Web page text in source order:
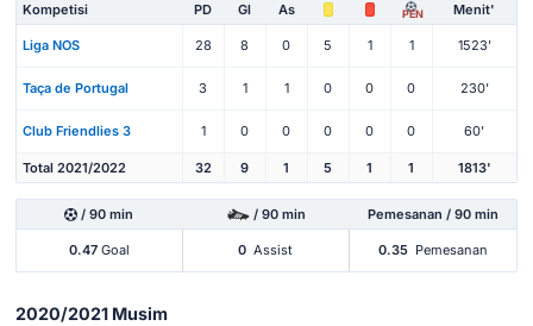
Kompetisi PD Gl As PEN Menit'
Liga NOS 28 8 0 5 1 1 1523'
Taça de Portugal 3 1 1 0 0 0 230'
Club Friendlies 3 1 0 0 0 0 0 60'
Total 2021/2022 32 9 1 5 1 1 1813'
/ 90 min / 90 min Pemesanan / 90 min
0.47Goal 0 Assist 0.35 Pemesanan
2020/2021 Musim